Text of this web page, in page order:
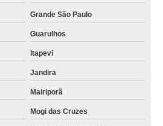
Grande São Paulo
Guarulhos
Itapevi
Jandira
Mairiporã
Mogi das Cruzes